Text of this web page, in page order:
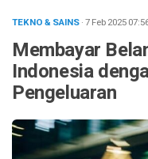
TEKNO & SAINS· 7 Feb 2025
Membayar
Indonesia
Pengeluaran